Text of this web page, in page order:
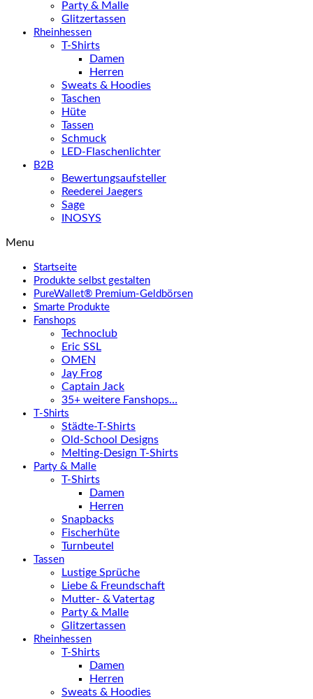
Party & Malle
Glitzertassen
Rheinhessen
T-Shirts
Damen
Herren
Sweats & Hoodies
Taschen
Hüte
Tassen
Schmuck
LED-Flaschenlichter
B2B
Bewertungsaufsteller
Reederei Jaegers
Sage
INOSYS
Menu
Startseite
Produkte selbst gestalten
PureWallet® Premium-Geldbörsen
Smarte Produkte
Fanshops
Technoclub
Eric SSL
OMEN
Jay Frog
Captain Jack
35+ weitere Fanshops…
T-Shirts
Städte-T-Shirts
Old-School Designs
Melting-Design T-Shirts
Party & Malle
T-Shirts
Damen
Herren
Snapbacks
Fischerhüte
Turnbeutel
Tassen
Lustige Sprüche
Liebe & Freundschaft
Mutter- & Vatertag
Party & Malle
Glitzertassen
Rheinhessen
T-Shirts
Damen
Herren
Sweats & Hoodies